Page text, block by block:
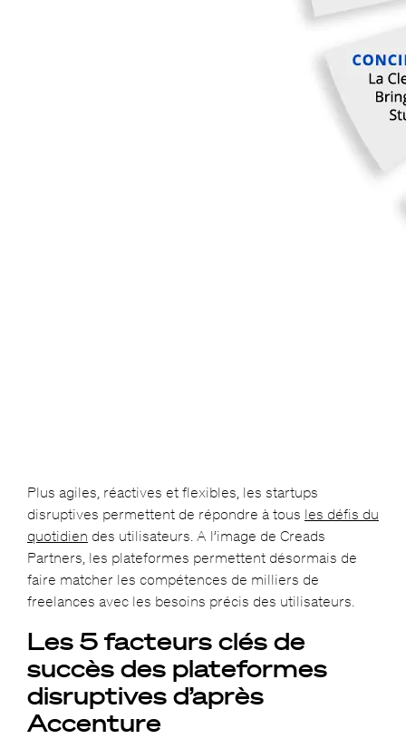
Plus agiles, réactives et flexibles, les startups
disruptives permettent de répondre à tous les défis du
quotidien des utilisateurs. A l’image de Creads
Partners , les plateformes permettent désormais de
faire matcher les compétences de milliers de
freelances avec les besoins précis des utilisateurs.
Les 5 facteurs clés de
succès des plateformes
disruptives d’après
Accenture